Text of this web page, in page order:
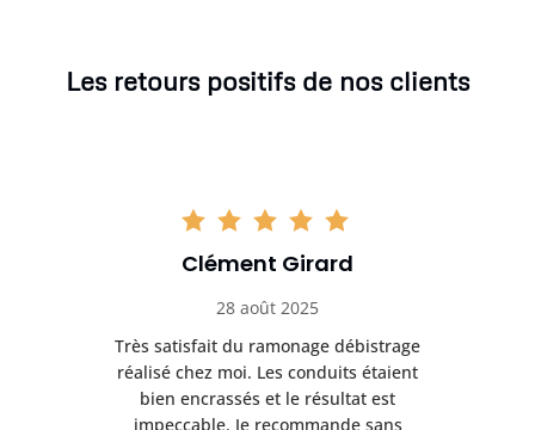
Les retours positifs de nos clients
Clément Girard
28 août 2025
Très satisfait du ramonage débistrage
réalisé chez moi. Les conduits étaient
bien encrassés et le résultat est
impeccable. Je recommande sans